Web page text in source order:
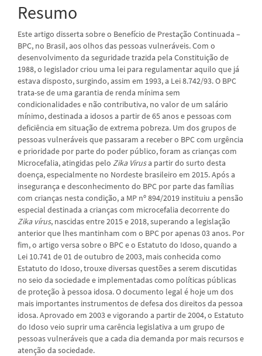
Resumo
Este artigo disserta sobre o Benefício de Prestação Continuada –
BPC, no Brasil, aos olhos das pessoas vulneráveis. Com o
desenvolvimento da seguridade trazida pela Constituição de
1988, o legislador criou uma lei para regulamentar aquilo que já
estava disposto, surgindo, assim em 1993, a Lei 8.742/93. O BPC
trata-se de uma garantia de renda mínima sem
condicionalidades e não contributiva, no valor de um salário
mínimo, destinada a idosos a partir de 65 anos e pessoas com
deficiência em situação de extrema pobreza. Um dos grupos de
pessoas vulneráveis que passaram a receber o BPC com urgência
e prioridade por parte do poder público, foram as crianças com
Microcefalia, atingidas pelo Zika Virusa partir do surto desta
doença, especialmente no Nordeste brasileiro em 2015. Após a
insegurança e desconhecimento do BPC por parte das famílias
com crianças nesta condição, a MP nº 894/2019 instituiu a pensão
especial destinada a crianças com microcefalia decorrente do
Zika vírus, nascidas entre 2015 e 2018, superando a legislação
anterior que lhes mantinham com o BPC por apenas 03 anos. Por
fim, o artigo versa sobre o BPC e o Estatuto do Idoso, quando a
Lei 10.741 de 01 de outubro de 2003, mais conhecida como
Estatuto do Idoso, trouxe diversas questões a serem discutidas
no seio da sociedade e implementadas como políticas públicas
de proteção à pessoa idosa. O documento legal é hoje um dos
mais importantes instrumentos de defesa dos direitos da pessoa
idosa. Aprovado em 2003 e vigorando a partir de 2004, o Estatuto
do Idoso veio suprir uma carência legislativa a um grupo de
pessoas vulneráveis que a cada dia demanda por mais recursos e
atenção da sociedade.